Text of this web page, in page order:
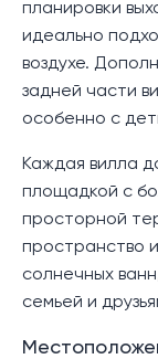
планировки
идеально
воздухе.
задней части
особенно с
Каждая вилла
площадкой с
просторной
пространство
солнечных
семьей и